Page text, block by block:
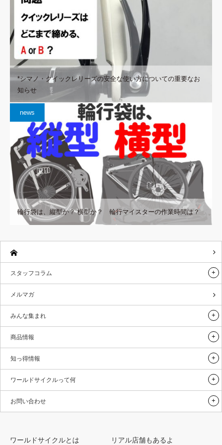
*シマノ・クイックレリーズの安全な使い方についての重要なお
知らせ
news
輪行袋は、縦型か？ 横型か？ 輪行マイスターの作業時間は？
スタッフコラム
メルマガ
みんな集まれ
商品情報
知っ得情報
ワールドサイクルって何
お問い合わせ
ワールドサイクルとは リアル店舗もあるよ